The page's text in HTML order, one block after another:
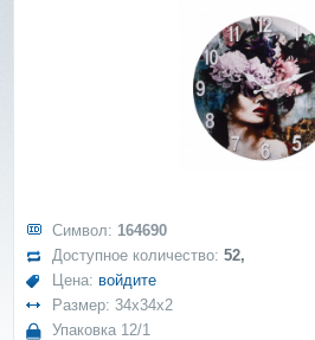
Символ: 164690
Доступное количество:52,
Цена: войдите
Размер: 34x34x2
Упаковка 12/1